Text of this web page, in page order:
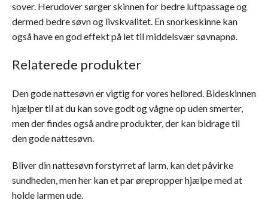
sover. Herudover sørger skinnen for bedre luftpassage og
dermed bedre søvn og livskvalitet. En snorkeskinne kan
også have en god effekt på let til middelsvær søvnapnø.
Relaterede produkter
Den gode nattesøvn er vigtig for vores helbred. Bideskinnen
hjælper til at du kan sove godt og vågne op uden smerter,
men der findes også andre produkter, der kan bidrage til
den gode nattesøvn.
Bliver din nattesøvn forstyrret af larm, kan det påvirke
sundheden, men her kan et par ørepropper hjælpe med at
holde larmen ude.